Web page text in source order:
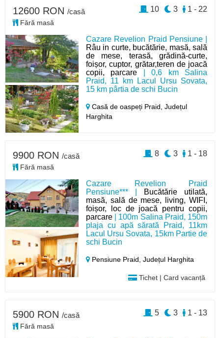
Cazare Revelion Praid Pensiune |
Râu in curte, bucătărie, masă, sală
de mese, terasă, grădină-curte,
foișor, cuptor, grătar,teren de joacă
copii, parcare | 0,6 km Salina
Praid, 11 km Lacul Ursu Sovata,
15 km pârtia de schi Bucin
Casă de oaspeți Praid,Județul
Harghita
12600 RON /casă
Fără masă
1 - 22
3
10
Cazare Revelion Praid
Pensiune*** |
Bucătărie utilată,
masă, sală de mese, living, WIFI,
foișor, loc de joacă pentru copii,
parcare | 100m Salina Praid, 150m
plaja cu apă sărată Praid, 11km
Lacul Ursu Sovata, 15km Partie de
schi Bucin
Pensiune Praid,Județul Harghita
Tichet | Card vacanță
9900 RON /casă
Fără masă
1 - 18
3
8
5900 RON /casă
Fără masă
1 - 13
3
5